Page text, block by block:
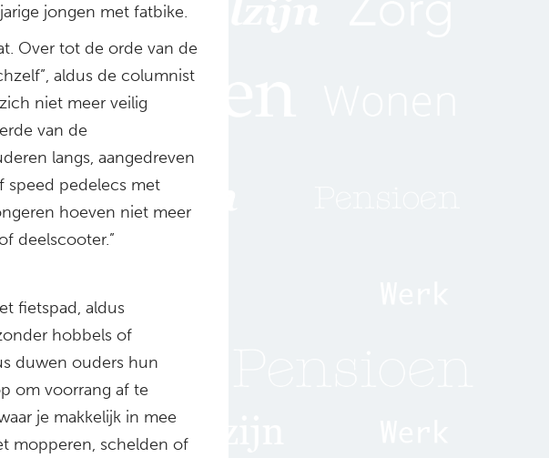
jongen met fatbike.
Over tot de orde van de
aldus de columnist
niet meer veilig
van de
langs, aangedreven
speed pedelecs met
hoeven niet meer
deelscooter.”
fietspad, aldus
hobbels of
duwen ouders hun
om voorrang af te
je makkelijk in mee
mopperen, schelden of